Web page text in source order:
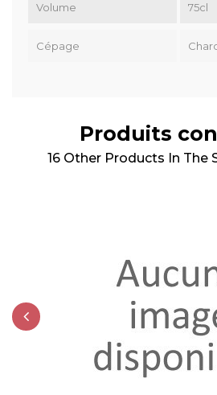
Volume 75cl
Cépage
Produits
16 Other Products In The